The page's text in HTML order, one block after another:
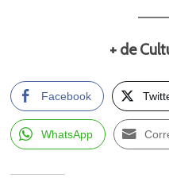
+ de
Facebook
WhatsApp